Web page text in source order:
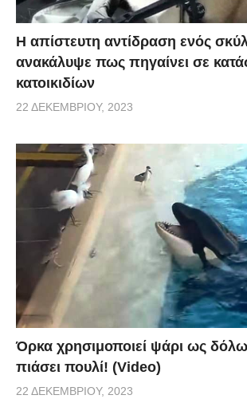
Η απίστευτη αντίδραση ενός
ανακάλυψε πως πηγαίνει σε
κατοικιδίων
22 ΔΕΚΕΜΒΡΊΟΥ, 2023
Όρκα χρησιμοποιεί ψάρι ως
πιάσει πουλί! (Video)
22 ΔΕΚΕΜΒΡΊΟΥ, 2023